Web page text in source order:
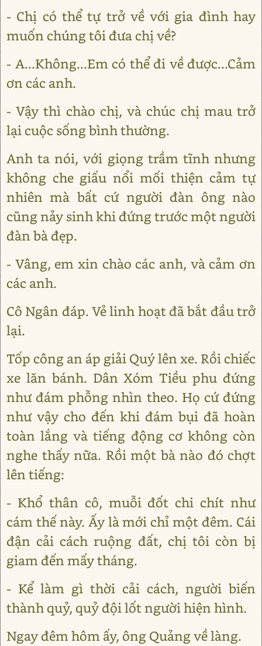
- Chị có thể tự trở về với gia đình hay
muốn chúng tôi đưa chị về?
- A...Không...Em có thể đi về được...Cảm
ơn các anh.
- Vậy thì chào chị, và chúc chị mau trở
lại cuộc sống bình thường.
Anh ta nói, với giọng trầm tĩnh nhưng
không che giấu nổi mối thiện cảm tự
nhiên mà bất cứ người đàn ông nào
cũng nảy sinh khi đứng trước một người
đàn bà đẹp.
- Vâng, em xin chào các anh, và cảm ơn
các anh.
Cô Ngân đáp. Vẻ linh hoạt đã bắt đầu trở
lại.
Tốp công an áp giải Quý lên xe. Rồi chiếc
xe lăn bánh. Dân Xóm Tiều phu đứng
như đám phỗng nhìn theo. Họ cứ đứng
như vậy cho đến khi đám bụi đã hoàn
toàn lắng và tiếng động cơ không còn
nghe thấy nữa. Rồi một bà nào đó chợt
lên tiếng:
- Khổ thân cô, muỗi đốt chi chít như
cám thế này. Ấy là mới chỉ một đêm. Cái
đận cải cách ruộng đất, chị tôi còn bị
giam đến mấy tháng.
- Kể làm gì thời cải cách, người biến
thành quỷ, quỷ đội lốt người hiện hình.
Ngay đêm hôm ấy, ông Quảng về làng.